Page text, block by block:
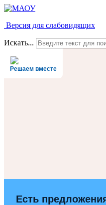
Версия для слабовидящих
Искать...
Решаем вместе
Есть